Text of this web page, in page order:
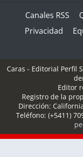
Canales RSS
Privacidad
Caras - Editorial Perfil
Editor
Registro de la
Dirección:
Teléfono: (+5411)